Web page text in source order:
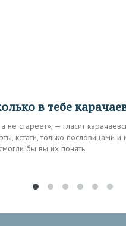
в тебе
не стареет», — гласит
кстати, только пословицами и
бы вы их понять